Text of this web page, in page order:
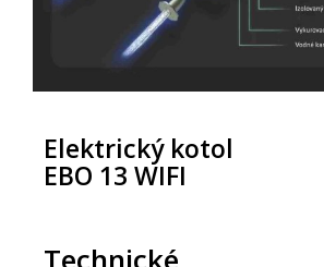
Elektrický kotol
EBO 13 WIFI
Technické